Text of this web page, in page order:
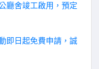
廳舍竣工啟用，預定
即日起免費申請，誠